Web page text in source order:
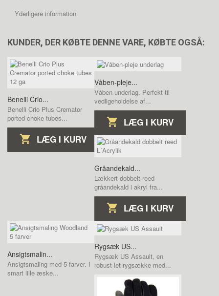
Yderligere information
KUNDER, DER KØBTE DENNE VARE, KØBTE OGSÅ:
Benelli Crio...
Benelli Crio Plus Cremator
ported choke tubes...
LÆG I KURV
Våben-pleje...
Våben underlag. Perfekt til
vedligeholdelse af...
LÆG I KURV
Gråandekald...
Lækkert dobbelt reed
gråandekald i akryl fra...
LÆG I KURV
Ansigtsmalin...
Ansigtsmaling med 5 farver. I
smart lille æske...
Rygsæk US...
Rygsæk US Assault, en
robust let rygsække med...